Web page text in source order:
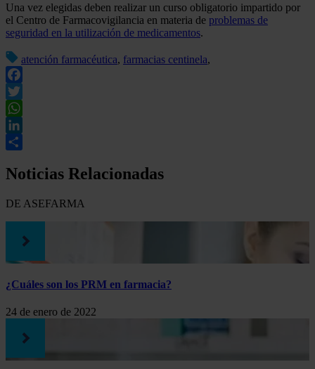
Una vez elegidas deben realizar un curso obligatorio impartido por
el Centro de Farmacovigilancia en materia de problemas de
seguridad en la utilización de medicamentos.
atención farmacéutica, farmacias centinela,
Facebook
Twitter
WhatsApp
LinkedIn
Noticias Relacionadas
DE ASEFARMA
¿Cuáles son los PRM en farmacia?
24 de enero de 2022